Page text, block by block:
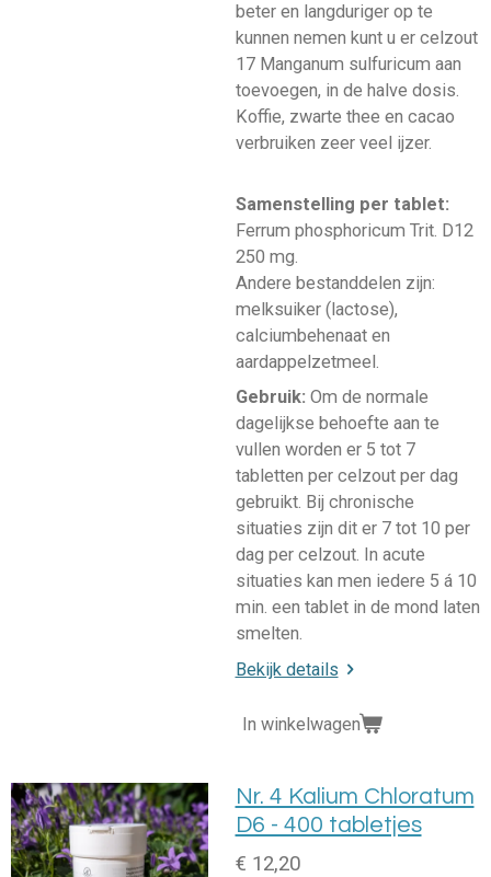
beter en langduriger op te
kunnen nemen kunt u er celzout
17 Manganum sulfuricum aan
toevoegen, in de halve dosis.
Koffie, zwarte thee en cacao
verbruiken zeer veel ijzer.
Samenstelling per tablet:
Ferrum phosphoricum Trit. D12
250 mg.
Andere bestanddelen zijn:
melksuiker (lactose),
calciumbehenaat en
aardappelzetmeel.
Gebruik: Om de normale
dagelijkse behoefte aan te
vullen worden er 5 tot 7
tabletten per celzout per dag
gebruikt. Bij chronische
situaties zijn dit er 7 tot 10 per
dag per celzout. In acute
situaties kan men iedere 5 á 10
min. een tablet in de mond laten
smelten.
Bekijk details
In winkelwagen
Nr. 4 Kalium Chloratum
D6 - 400 tabletjes
€ 12,20